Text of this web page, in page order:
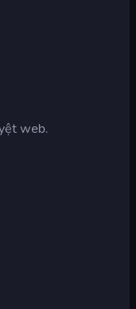
web.